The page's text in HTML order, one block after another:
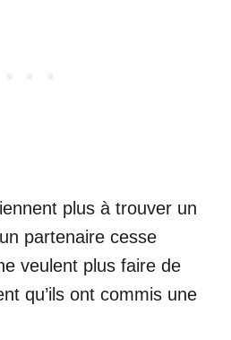
plus à trouver un
partenaire cesse
veulent plus faire de
qu’ils ont commis une